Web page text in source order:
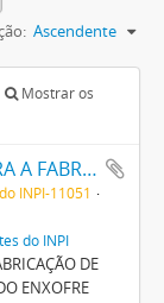
Ascendente
Mostrar os
UM NOVO PROCESSO PARA A FABRICAÇÃO DE MATERIAIS CORANTES CONTENDO ENXOFRE
INPI-11051
do INPI
DE
ENXOFRE